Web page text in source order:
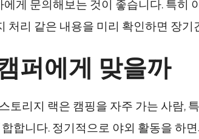
게 문의해보는 것이 좋습니다. 특히
처리 같은 내용을 미리 확인하면 장
퍼에게 맞을까
토리지 랙은 캠핑을 자주 가는 사람,
합니다. 정기적으로 야외 활동을 하